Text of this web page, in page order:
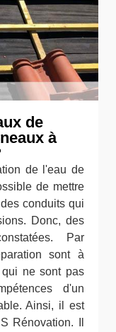
de
à
de l'eau de
de mettre
conduits qui
Donc, des
Par
sont à
ne sont pas
d'un
Ainsi, il est
Rénovation. Il